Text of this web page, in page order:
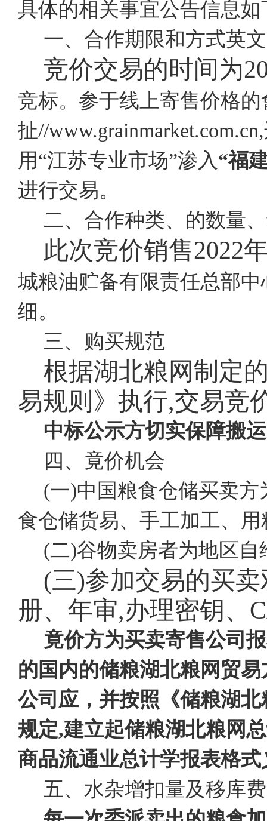
具体的相关事宜公告信息如
一、合作期限和方式英文
竞价交易的时间为
竞标。参于线上寄售价格
扯//
用“江苏专业市场”渗入“福
进行交易。
二、合作种类、的数量
此次竞价销售2022
城粮油贮备有限责任总部
细。
三、购买规范
根据湖北粮网制定
易规则》执行,交易竞
中标公示方切实保障搬
四、竟价机会
(一)中国粮食仓储买卖
食仓储货易、手工加工、
(二)谷物卖房者为地区
(三)参加交易的买
册、年审,办理密钥、
竟价方为买卖寄售公司
的国内的储粮湖北粮网贸
公司应，并按照《储粮湖
规定,建立起储粮湖北粮网
商品流通业总计学报表格
五、水杂增扣量及移库费